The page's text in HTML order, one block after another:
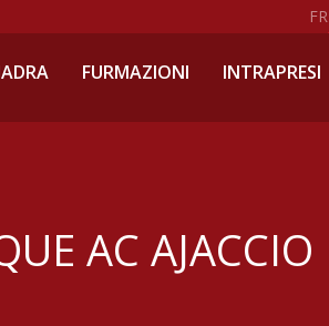
FR
FURMAZIONI INTRAPRESI
AC AJACCIO